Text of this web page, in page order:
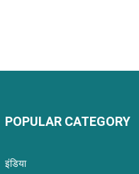
POPULAR CATEGORY
इंडिया